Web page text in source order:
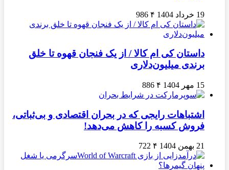
19 خرداد 1404 ۴ 986
داستان کی ام کالا / از یک فنجان قهوه تا خلق
برندی میلیون‌دلاری
15 مهر 1404 ۴ 886
اشتباهات رایجی که در بحران اقتصادی و بی‌ثباتی،
فروش کسبه را کاهش می‌دهد!
21 بهمن 1404 ۴ 722